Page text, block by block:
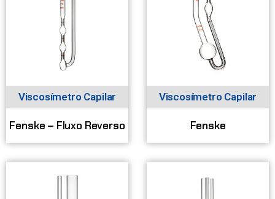
Viscosímetro Capilar
Fenske – Fluxo Reverso
Viscosímetro Capilar
Fenske